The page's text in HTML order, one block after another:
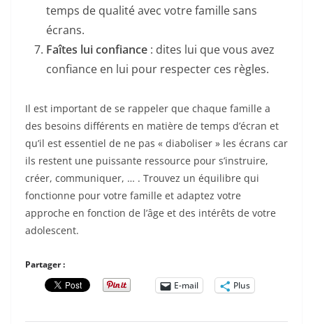
temps de qualité avec votre famille sans
écrans.
Faîtes lui confiance : dites lui que vous avez
confiance en lui pour respecter ces règles.
Il est important de se rappeler que chaque famille a
des besoins différents en matière de temps d’écran et
qu’il est essentiel de ne pas « diaboliser » les écrans car
ils restent une puissante ressource pour s’instruire,
créer, communiquer, … . Trouvez un équilibre qui
fonctionne pour votre famille et adaptez votre
approche en fonction de l’âge et des intérêts de votre
adolescent.
Partager :
E-mail
Plus